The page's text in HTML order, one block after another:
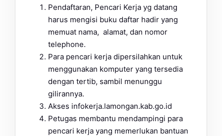
Pendaftaran, Pencari Kerja yg datang
harus mengisi buku daftar hadir yang
memuat nama, alamat, dan nomor
telephone.
Para pencari kerja dipersilahkan untuk
menggunakan komputer yang tersedia
dengan tertib, sambil menunggu
gilirannya.
Akses infokerja.lamongan.kab.go.id
Petugas membantu mendampingi para
pencari kerja yang memerlukan bantuan